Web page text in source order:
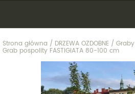
Strona główna / DRZEWA OZDOBNE / Graby
Grab pospolity FASTIGIATA 80-100 cm